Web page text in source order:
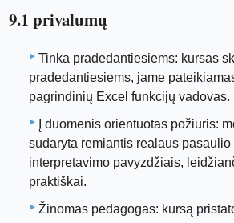
9.1 privalumų
Tinka pradedantiesiems: kursas
pradedantiesiems, jame
pagrindinių Excel funkcijų vadovas.
Į duomenis orientuotas požiūris:
sudaryta remiantis realaus
interpretavimo pavyzdžiais,
praktiškai.
Žinomas pedagogas: kursą